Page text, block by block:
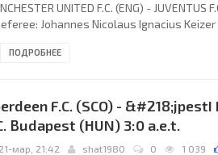
UNITED F.C. (ENG) - JUVENTUS
Johannes Nicolaus Ignacius Keizer
Ronald “Big Ron” Ernest Atkinson):
John Gidman (Alan Davies 10).
ПОДРОБНЕЕ
F.C. (SCO) -
Budapest (HUN) 3:0 a.e.t.
21-мар, 21:42 shat1980 0 1 039